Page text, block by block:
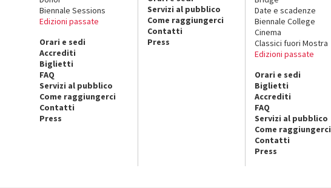
Biennale Sessions
Edizioni passate
Orari e sedi
Accrediti
Biglietti
FAQ
Servizi al pubblico
Come raggiungerci
Contatti
Press
Servizi al pubblico
Come raggiungerci
Contatti
Press
Date e scadenze
Biennale College
Cinema
Classici fuori Mostra
Edizioni passate
Orari e sedi
Biglietti
Accrediti
FAQ
Servizi al pubblico
Come raggiungerci
Contatti
Press